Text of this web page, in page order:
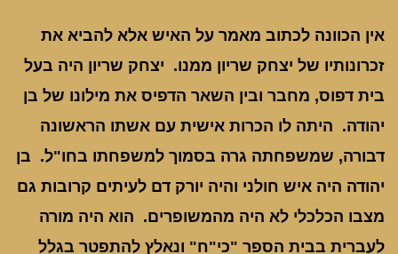
אין הכוונה לכתוב מאמר על האיש אלא להביא את
זכרונותיו של יצחק שריון ממנו. יצחק שריון היה בעל
בית דפוס, מחבר ובין השאר הדפיס את מילונו של בן
יהודה. היתה לו הכרות אישית עם אשתו הראשונה
דבורה, שמשפחתה גרה בסמוך למשפחתו בחו"ל. בן
יהודה היה איש חולני והיה יורק דם לעיתים קרובות גם
מצבו הכלכלי לא היה מהמשופרים. הוא היה מורה
לעברית בבית הספר "כי"ח" ונאלץ להתפטר בגלל